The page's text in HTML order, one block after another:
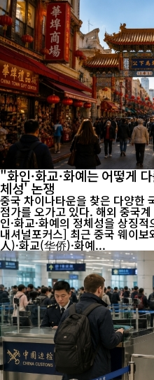
"화인·화교·화예는 어떻게
체성' 논쟁
중국 차이나타운을 찾은 다양한
점가를 오가고 있다. 해외 중국
인·화교·화예의 정체성을 상징적
내셔널포커스] 최근 중국 웨이
人)·화교(华侨)·화예...